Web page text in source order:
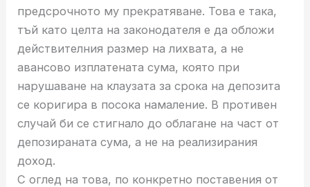
предсрочното му прекратяване. Това е така,
тъй като целта на законодателя е да обложи
действителния размер на лихвата, а не
авансово изплатената сума, която при
нарушаване на клаузата за срока на депозита
се коригира в посока намаление. В противен
случай би се стигнало до облагане на част от
депозираната сума, а не на реализирания
доход.
С оглед на това, по конкретно поставения от